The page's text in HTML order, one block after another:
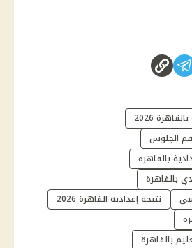
2026
الجلوس
بالقاهرة
بالقاهرة
نتيجة إعدادية القاهرة 2026
بالقاهرة